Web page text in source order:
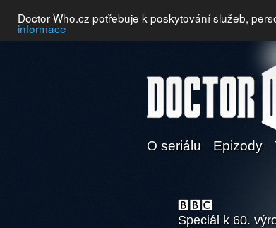
Doctor Who.cz potřebuje k poskytování služeb,
informace
O seriálu Epizody
Speciál k 60.